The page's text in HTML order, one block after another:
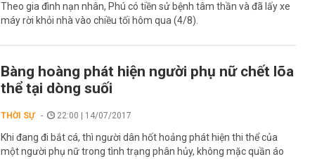
Theo gia đình nạn nhân, Phú có tiền sử bệnh tâm thần và đã lấy xe
máy rời khỏi nhà vào chiều tối hôm qua (4/8).
Bàng hoàng phát hiện người phụ nữ chết lõa
thể tại dòng suối
THỜI SỰ 22:00 | 14/07/2017
Khi đang đi bắt cá, thì người dân hốt hoảng phát hiện thi thể của
một người phụ nữ trong tình trạng phân hủy, không mặc quần áo